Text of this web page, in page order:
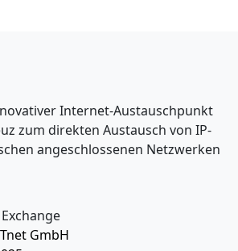
Internet-Austauschpunkt
zum direkten Austausch von IP-
angeschlossenen Netzwerken
GmbH